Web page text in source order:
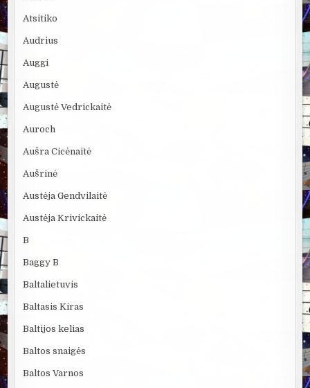
Atsitiko
Audrius
Auggi
Augustė
Augustė Vedrickaitė
Auroch
Aušra Cicėnaitė
Aušrinė
Austėja Gendvilaitė
Austėja Krivickaitė
B
Baggy B
Baltalietuvis
Baltasis Kiras
Baltijos kelias
Baltos snaigės
Baltos Varnos